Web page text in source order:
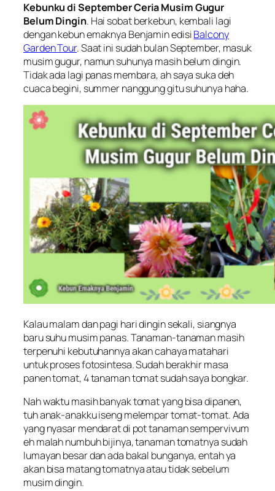
Kebunku di September Ceria Musim Gugur
Belum Dingin. Hai sobat berkebun, kembali lagi
dengan kebun emaknya Benjamin edisiBalcony
Garden Tour. Saat ini sudah bulan September, masuk
musim gugur, namun suhunya masih belum dingin.
Tidak ada lagi panas membara, ah saya suka deh
cuaca begini, summer nanggung gitu suhunya haha.
Kalau malam dan pagi hari dingin sekali, siangnya
baru suhu musim panas. Tanaman-tanaman masih
terpenuhi kebutuhannya akan cahaya matahari
untuk proses fotosintesa. Sudah berakhir masa
panen tomat, 4 tanaman tomat sudah saya bongkar.
Nah waktu masih banyak tomat yang bisa dipanen,
tuh anak-anakku iseng melempar tomat-tomat. Ada
yang nyasar mendarat di pot tanaman sempervivum
eh malah numbuh bijinya, tanaman tomatnya sudah
lumayan besar dan ada bakal bunganya, entah ya
akan bisa matang tomatnya atau tidak sebelum
musim dingin.